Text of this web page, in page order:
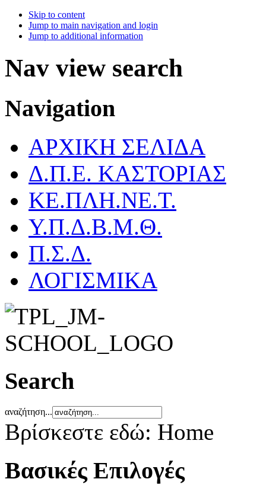
Skip to content
Jump to main navigation and login
Jump to additional information
Nav view search
Navigation
ΑΡΧΙΚΗ ΣΕΛΙΔΑ
Δ.Π.Ε. ΚΑΣΤΟΡΙΑΣ
ΚΕ.ΠΛΗ.ΝΕ.Τ.
Υ.Π.Δ.Β.Μ.Θ.
Π.Σ.Δ.
ΛΟΓΙΣΜΙΚΑ
Search
αναζήτηση...
Βρίσκεστε εδώ: Home
Βασικές Επιλογές